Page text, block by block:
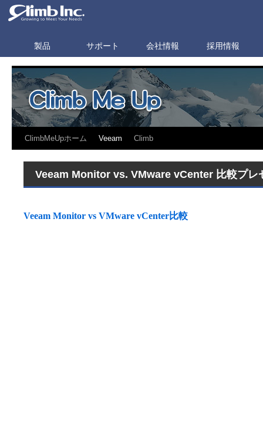
製品 サポート 会社情報 採用情報
ClimbMeUpホーム Veeam Climb
Veeam Monitor vs. VMware vCenter 比較プレ
Veeam Monitor vs VMware vCenter比較